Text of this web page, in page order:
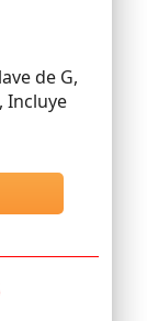
de G,
Incluye